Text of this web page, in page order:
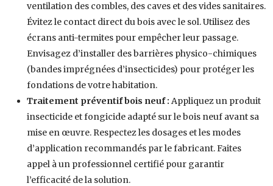
ventilation des combles, des caves et des vides sanitaires.
Évitez le contact direct du bois avec le sol. Utilisez des
écrans anti-termites pour empêcher leur passage.
Envisagez d’installer des barrières physico-chimiques
(bandes imprégnées d’insecticides) pour protéger les
fondations de votre habitation.
Traitement préventif bois neuf : Appliquez un produit
insecticide et fongicide adapté sur le bois neuf avant sa
mise en œuvre. Respectez les dosages et les modes
d’application recommandés par le fabricant. Faites
appel à un professionnel certifié pour garantir
l’efficacité de la solution.